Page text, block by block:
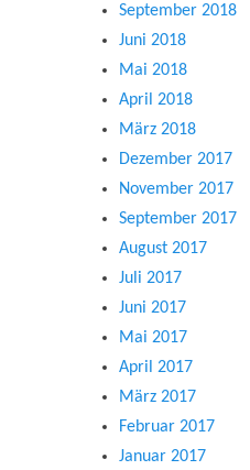
September 2018
Juni 2018
Mai 2018
April 2018
März 2018
Dezember 2017
November 2017
September 2017
August 2017
Juli 2017
Juni 2017
Mai 2017
April 2017
März 2017
Februar 2017
Januar 2017